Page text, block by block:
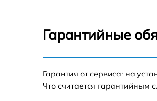
Замена станции airport
Гарантийные
Гарантия от сервиса: на
Что считается гарантийным